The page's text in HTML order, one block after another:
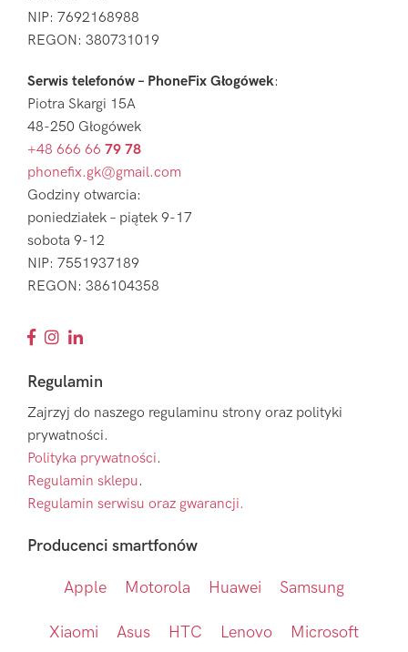
NIP: 7692168988
REGON: 380731019
Serwis telefonów – PhoneFix Głogówek:
Piotra Skargi 15A
48-250 Głogówek
+48 666 66 79 78
phonefix.gk@gmail.com
Godziny otwarcia:
poniedziałek – piątek 9-17
sobota 9-12
NIP: 7551937189
REGON: 386104358
Regulamin
Zajrzyj do naszego regulaminu strony oraz polityki
prywatności.
Polityka prywatności.
Regulamin sklepu.
Regulamin serwisu oraz gwarancji.
Producenci smartfonów
Apple Motorola Huawei Samsung
Xiaomi Asus HTC Lenovo Microsoft